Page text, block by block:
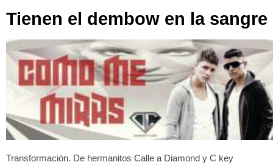
Tienen el dembow en la sangre
Transformación. De hermanitos Calle a Diamond y C key